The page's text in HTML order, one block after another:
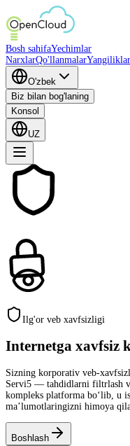
Bosh sahifaYechimlar
NarxlarQo'llanmalarYangiliklar
O'zbek
Biz bilan bog'laning
Konsol
UZ
Ilg'or veb xavfsizligi
Internetga xavfsiz
Sizning korporativ veb-
Servi5 — tahdidlarni filtrlash
kompleks platforma bo‘lib, u
ma’lumotlaringizni himoya
Boshlash